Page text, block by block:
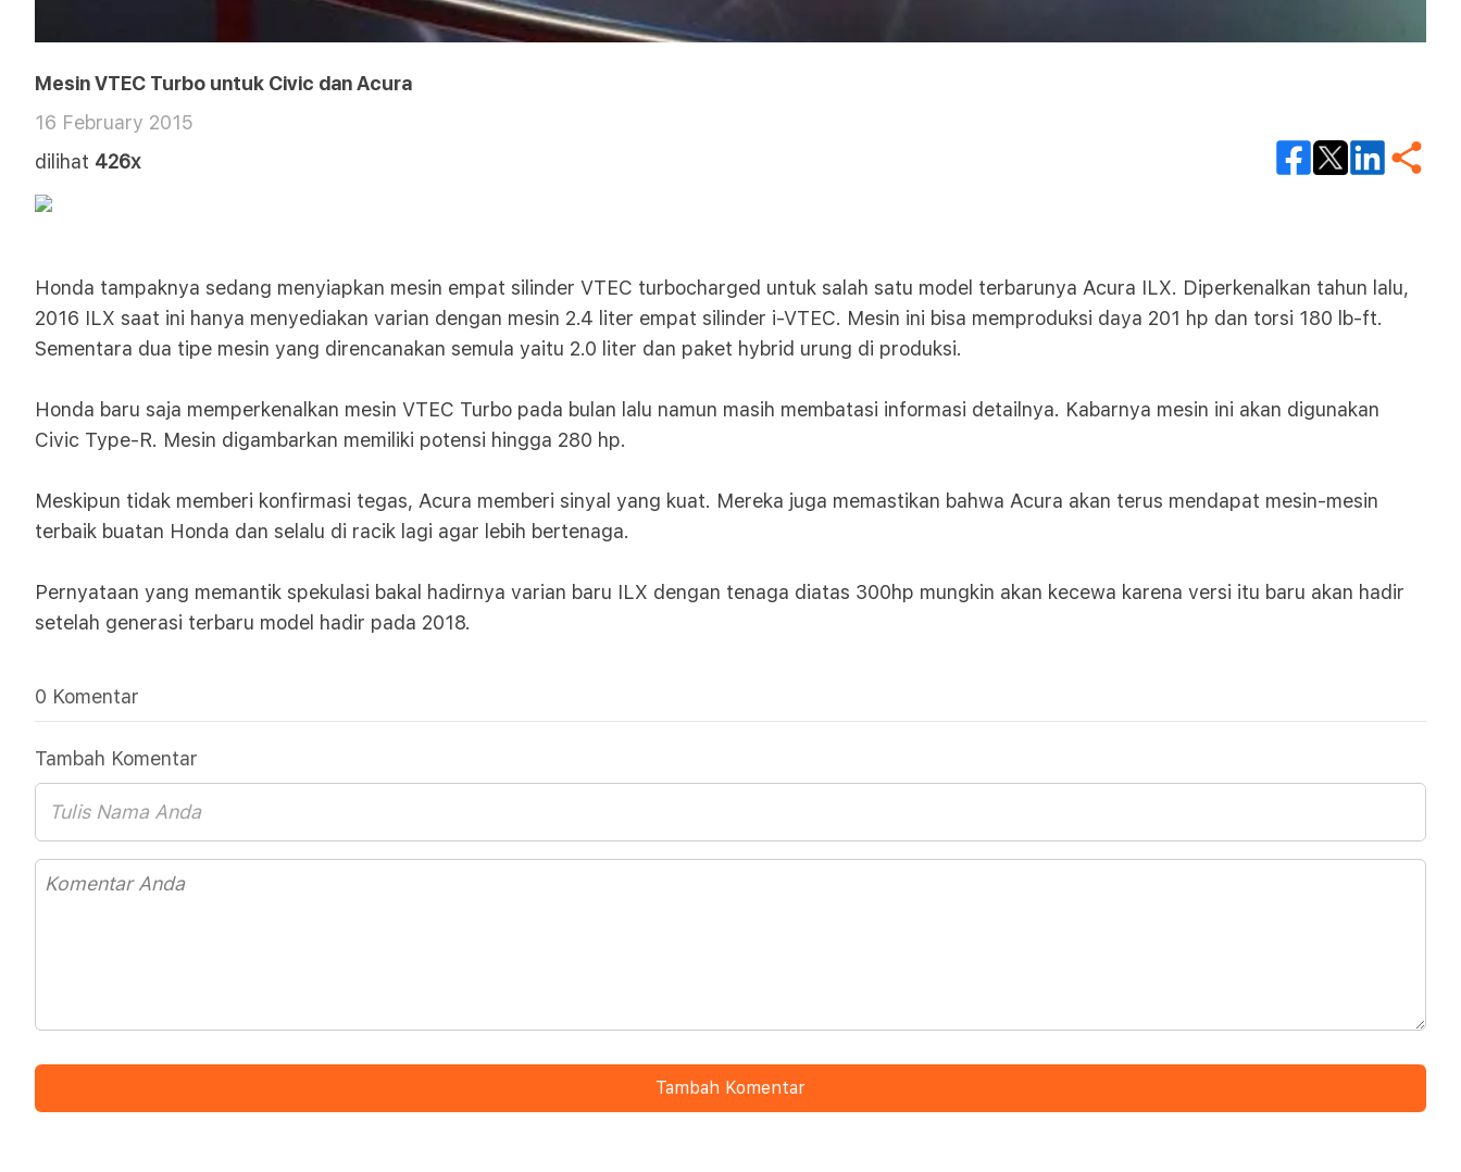
Mesin VTEC Turbo untuk Civic dan Acura
16 February 2015
dilihat 426x
Honda tampaknya sedang menyiapkan mesin empat silinder VTEC turbocharged untuk salah satu model terbarunya Acura ILX. Diperkenalkan tahun lalu,
2016 ILX saat ini hanya menyediakan varian dengan mesin 2.4 liter empat silinder i-VTEC. Mesin ini bisa memproduksi daya 201 hp dan torsi 180 lb-ft.
Sementara dua tipe mesin yang direncanakan semula yaitu 2.0 liter dan paket hybrid urung di produksi.
Honda baru saja memperkenalkan mesin VTEC Turbo pada bulan lalu namun masih membatasi informasi detailnya. Kabarnya mesin ini akan digunakan
Civic Type-R. Mesin digambarkan memiliki potensi hingga 280 hp.
Meskipun tidak memberi konfirmasi tegas, Acura memberi sinyal yang kuat. Mereka juga memastikan bahwa Acura akan terus mendapat mesin-mesin
terbaik buatan Honda dan selalu di racik lagi agar lebih bertenaga.
Pernyataan yang memantik spekulasi bakal hadirnya varian baru ILX dengan tenaga diatas 300hp mungkin akan kecewa karena versi itu baru akan hadir
setelah generasi terbaru model hadir pada 2018.
0 Komentar
Tambah Komentar
Tambah Komentar